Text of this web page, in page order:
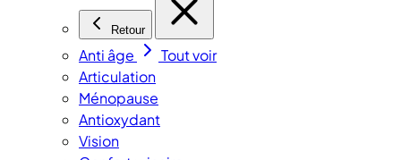
Retour
Anti âge
Tout voir
Articulation
Ménopause
Antioxydant
Vision